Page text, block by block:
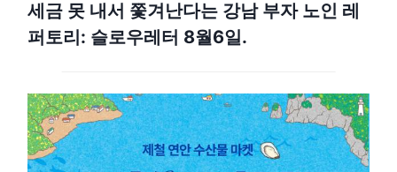
세금 못 내서 쫓겨난다는 강남 부자 노인 레
퍼토리: 슬로우레터 8월6일.